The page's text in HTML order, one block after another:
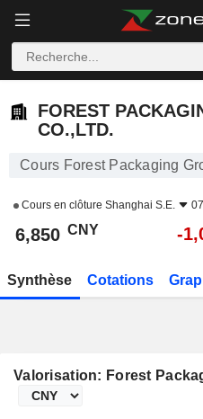
FOREST
CO.,LTD.
Cours Forest Packaging
Cours en clôture Shanghai S.E.
6,850 CNY -
Synthèse Cotations
Valorisation: Forest